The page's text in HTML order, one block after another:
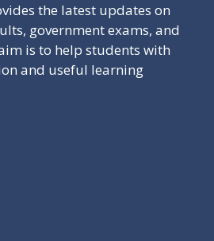
the latest updates on
government exams, and
is to help students with
and useful learning